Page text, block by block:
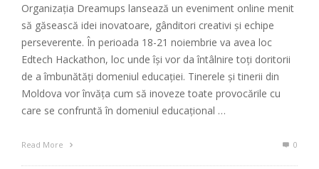
Organizația Dreamups lansează un eveniment online menit
să găsească idei inovatoare, gânditori creativi și echipe
perseverente. În perioada 18-21 noiembrie va avea loc
Edtech Hackathon, loc unde își vor da întâlnire toți doritorii
de a îmbunătăți domeniul educației. Tinerele și tinerii din
Moldova vor învăța cum să inoveze toate provocările cu
care se confruntă în domeniul educațional …
Read More 0